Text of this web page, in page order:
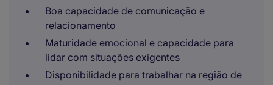
Boa capacidade de comunicação e
relacionamento
Maturidade emocional e capacidade para
lidar com situações exigentes
Disponibilidade para trabalhar na região de